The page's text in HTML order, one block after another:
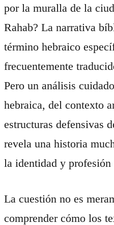
por la muralla de la
Rahab? La narrativa
término hebraico
frecuentemente
Pero un análisis
hebraica, del contexto
estructuras defensivas
revela una historia
la identidad y profesión
La cuestión no es
comprender cómo los